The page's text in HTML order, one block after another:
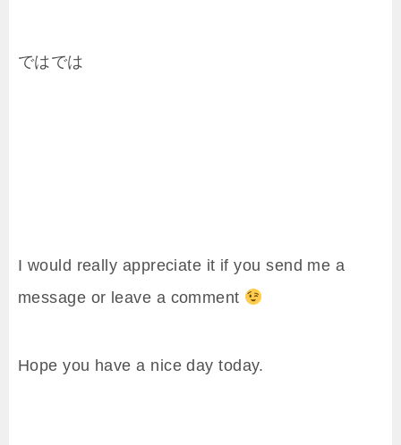
ではでは
I would really appreciate it if you send me a
message or leave a comment
Hope you have a nice day today.